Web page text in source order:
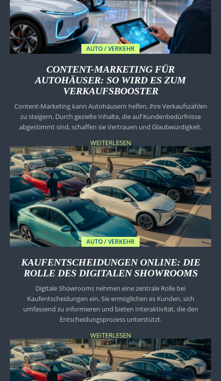
AUTO / VERKEHR
CONTENT-MARKETING FÜR
AUTOHÄUSER: SO WIRD ES ZUM
VERKAUFSBOOSTER
Content-Marketing kann Autohäusern helfen, ihre Verkaufszahlen
zu steigern. Durch gezielte Inhalte, die auf Kundenbedürfnisse
abgestimmt sind, schaffen sie Vertrauen und Glaubwürdigkeit.
WEITERLESEN
AUTO / VERKEHR
KAUFENTSCHEIDUNGEN ONLINE: DIE
ROLLE DES DIGITALEN SHOWROOMS
Digitale Showrooms nehmen eine zentrale Rolle bei
Kaufentscheidungen ein. Sie ermöglichen es Kunden, sich
umfassend zu informieren und bieten Interaktivität, die den
Entscheidungsprozess unterstützt.
WEITERLESEN